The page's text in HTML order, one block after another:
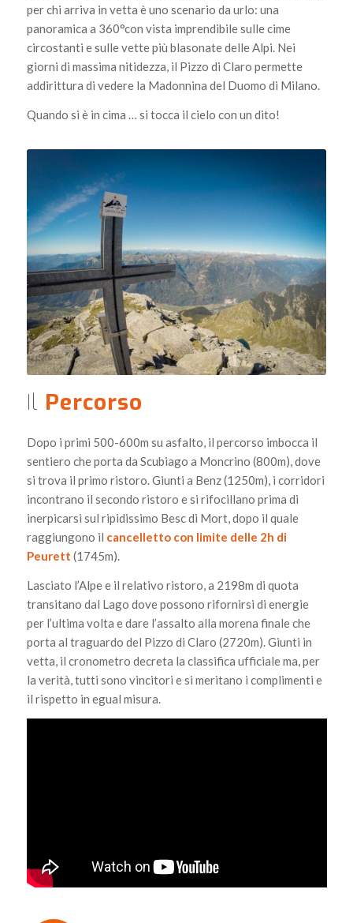
per chi arriva in vetta è uno scenario da urlo: una
panoramica a 360°con vista imprendibile sulle cime
circostanti e sulle vette più blasonate delle Alpi. Nei
giorni di massima nitidezza, il Pizzo di Claro permette
addirittura di vedere la Madonnina del Duomo di Milano.
Quando si è in cima … si tocca il cielo con un dito!
Il Percorso
Dopo i primi 500-600m su asfalto, il percorso imbocca il
sentiero che porta da Scubiago a Moncrino (800m), dove
si trova il primo ristoro. Giunti a Benz (1250m), i corridori
incontrano il secondo ristoro e si rifocillano prima di
inerpicarsi sul ripidissimo Besc di Mort, dopo il quale
raggiungono il cancelletto con limite delle 2h di
Peurett (1745m).
Lasciato l’Alpe e il relativo ristoro, a 2198m di quota
transitano dal Lago dove possono rifornirsi di energie
per l’ultima volta e dare l’assalto alla morena finale che
porta al traguardo del Pizzo di Claro (2720m). Giunti in
vetta, il cronometro decreta la classifica ufficiale ma, per
la verità, tutti sono vincitori e si meritano i complimenti e
il rispetto in egual misura.